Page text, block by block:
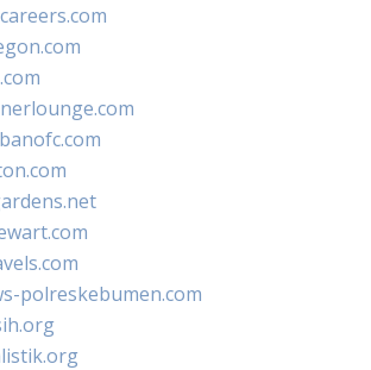
polreskebumen.com